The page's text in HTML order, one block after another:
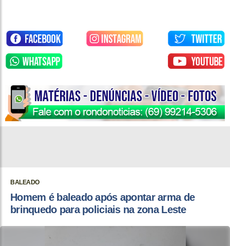
BALEADO
Homem é baleado após apontar arma de
brinquedo para policiais na zona Leste